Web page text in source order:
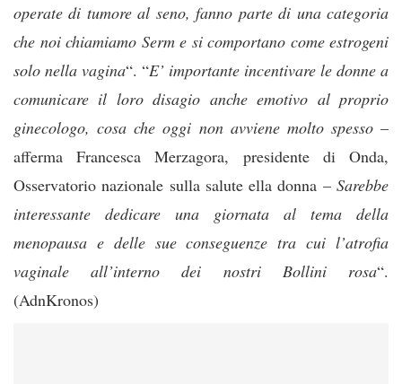
operate di tumore al seno, fanno parte di una categoria
che noi chiamiamo Serm e si comportano come estrogeni
solo nella vagina“. “E’ importante incentivare le donne a
comunicare il loro disagio anche emotivo al proprio
ginecologo, cosa che oggi non avviene molto spesso–
afferma Francesca Merzagora, presidente di Onda,
Osservatorio nazionale sulla salute ella donna – Sarebbe
interessante dedicare una giornata al tema della
menopausa e delle sue conseguenze tra cui l’atrofia
vaginale all’interno dei nostri Bollini rosa“.
(AdnKronos)